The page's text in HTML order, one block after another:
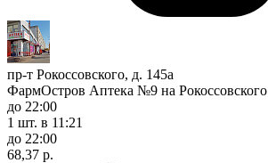
пр-т Рокоссовского, д. 145а
ФармОстров Аптека №9 на Рокоссовского
до 22:00
1 шт. в 11:21
до 22:00
68,37 р.